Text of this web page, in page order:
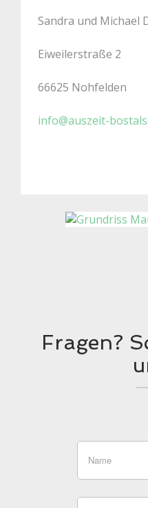
Sandra und Michael
Eiweilerstraße 2
66625 Nohfelden
info@auszeit-
Fragen?